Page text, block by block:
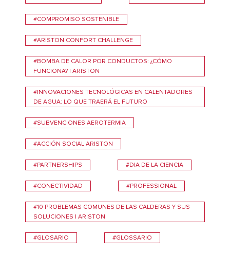
#COMPROMISO SOSTENIBLE
#ARISTON CONFORT CHALLENGE
#BOMBA DE CALOR POR CONDUCTOS: ¿CÓMO
FUNCIONA? | ARISTON
#INNOVACIONES TECNOLÓGICAS EN CALENTADORES
DE AGUA: LO QUE TRAERÁ EL FUTURO
#SUBVENCIONES AEROTERMIA
#ACCIÓN SOCIAL ARISTON
#PARTNERSHIPS #DIA DE LA CIENCIA
#CONECTIVIDAD #PROFESSIONAL
#10 PROBLEMAS COMUNES DE LAS CALDERAS Y SUS
SOLUCIONES | ARISTON
#GLOSARIO #GLOSSARIO